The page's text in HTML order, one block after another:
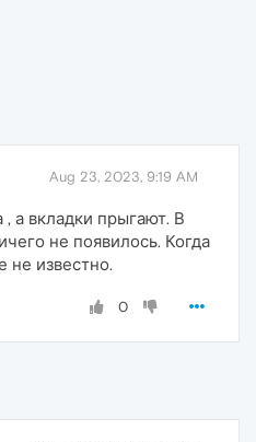
Aug 23, 2023, 9:19 AM
, а вкладки прыгают. В
не появилось. Когда
не известно.
0